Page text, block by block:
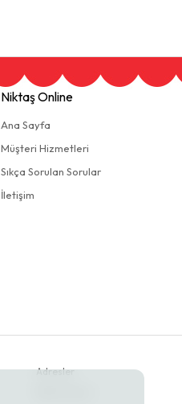
Niktaş Online
Ana Sayfa
Müşteri Hizmetleri
Sıkça Sorulan Sorular
İletişim
Adresler